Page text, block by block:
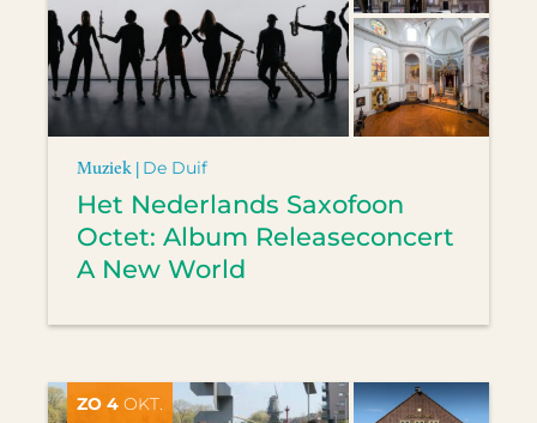
Muziek | De Duif
Het Nederlands Saxofoon
Octet: Album Releaseconcert
A New World
ZO 4 OKT.